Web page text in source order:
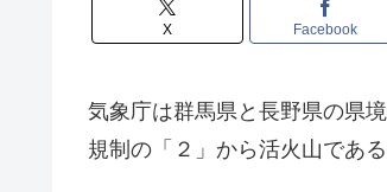
X Facebook
気象庁は群馬県と長野県の県
規制の「２」から活火山であ